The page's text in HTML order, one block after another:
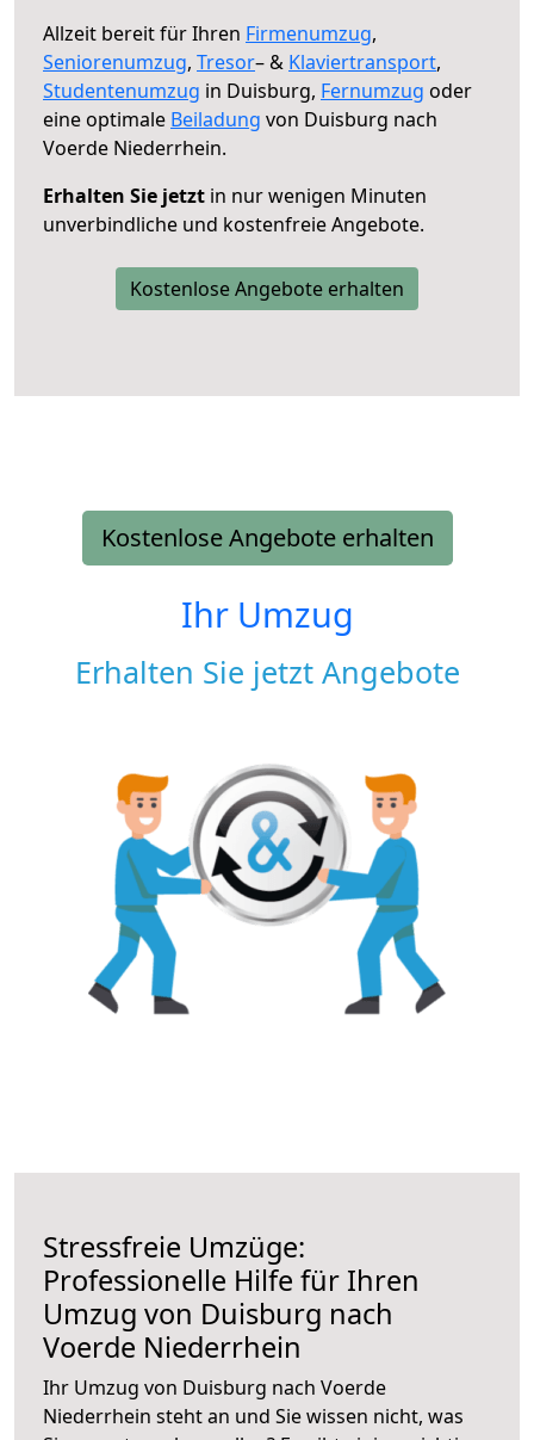
Allzeit bereit für Ihren Firmenumzug,
Seniorenumzug, Tresor– & Klaviertransport,
Studentenumzug in Duisburg, Fernumzug oder
eine optimale Beiladung von Duisburg nach
Voerde Niederrhein.
Erhalten Sie jetzt in nur wenigen Minuten
unverbindliche und kostenfreie Angebote.
Kostenlose Angebote erhalten
Kostenlose Angebote erhalten
Ihr Umzug
Erhalten Sie jetzt Angebote
Stressfreie Umzüge:
Professionelle Hilfe für Ihren
Umzug von Duisburg nach
Voerde Niederrhein
Ihr Umzug von Duisburg nach Voerde
Niederrhein steht an und Sie wissen nicht, was